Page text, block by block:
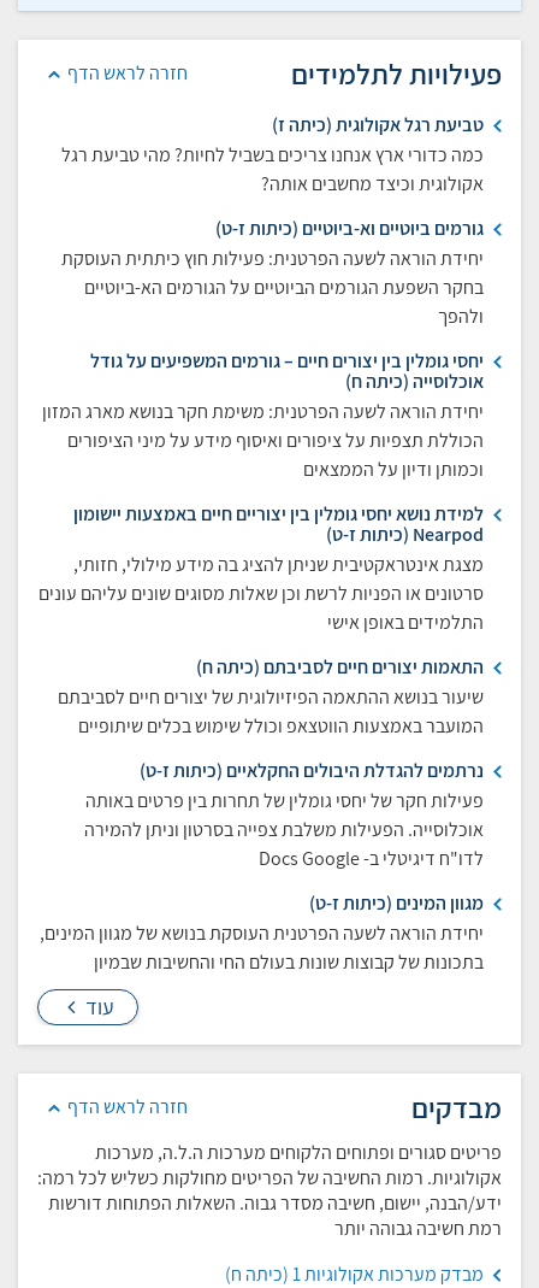
חזרה לראש הדף פעילויות לתלמידים
טביעת רגל אקולוגית (כיתה ז)
כמה כדורי ארץ אנחנו צריכים בשביל לחיות? מהי טביעת רגל
אקולוגית וכיצד מחשבים אותה?
גורמים ביוטיים וא-ביוטיים (כיתות ז-ט)
יחידת הוראה לשעה הפרטנית: פעילות חוץ כיתתית העוסקת
בחקר השפעת הגורמים הביוטיים על הגורמים הא-ביוטיים
ולהפך
יחסי גומלין בין יצורים חיים – גורמים המשפיעים על גודל
אוכלוסייה (כיתה ח)
יחידת הוראה לשעה הפרטנית: משימת חקר בנושא מארג המזון
הכוללת תצפיות על ציפורים ואיסוף מידע על מיני הציפורים
וכמותן ודיון על הממצאים
למידת נושא יחסי גומלין בין יצוריים חיים באמצעות יישומון
Nearpod (כיתות ז-ט)
מצגת אינטראקטיבית שניתן להציג בה מידע מילולי, חזותי,
סרטונים או הפניות לרשת וכן שאלות מסוגים שונים עליהם עונים
התלמידים באופן אישי
התאמות יצורים חיים לסביבתם (כיתה ח)
שיעור בנושא ההתאמה הפיזיולוגית של יצורים חיים לסביבתם
המועבר באמצעות הווטצאפ וכולל שימוש בכלים שיתופיים
נרתמים להגדלת היבולים החקלאיים (כיתות ז-ט)
פעילות חקר של יחסי גומלין של תחרות בין פרטים באותה
אוכלוסייה. הפעילות משלבת צפייה בסרטון וניתן להמירה
לדו"ח דיגיטלי ב- Docs Google
מגוון המינים (כיתות ז-ט)
יחידת הוראה לשעה הפרטנית העוסקת בנושא של מגוון המינים,
בתכונות של קבוצות שונות בעולם החי והחשיבות שבמיון
עוד
חזרה לראש הדף מבדקים
פריטים סגורים ופתוחים הלקוחים מערכות ה.ל.ה, מערכות
אקולוגיות. רמות החשיבה של הפריטים מחולקות כשליש לכל רמה:
ידע/הבנה, יישום, חשיבה מסדר גבוה. השאלות הפתוחות דורשות
רמת חשיבה גבוהה יותר
מבדק מערכות אקולוגיות 1 (כיתה ח)